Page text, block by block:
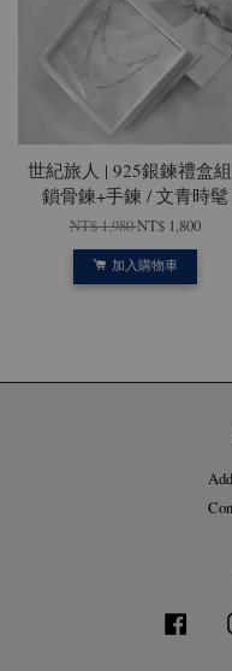
世紀旅人 | 925銀鍊禮盒
鎖骨鍊+手鍊 / 文青時髦
NT$ 1,980NT$ 1,800
加入購物車